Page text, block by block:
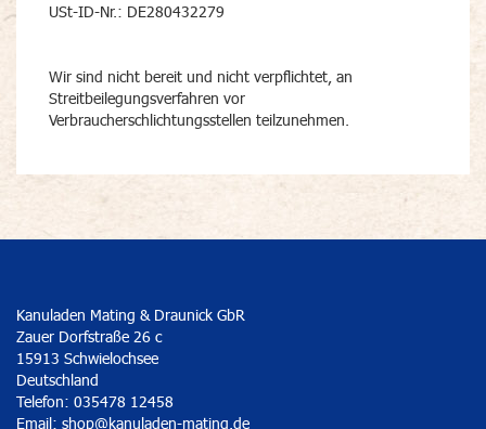
USt-ID-Nr.: DE280432279
Wir sind nicht bereit und nicht verpflichtet, an
Streitbeilegungsverfahren vor
Verbraucherschlichtungsstellen teilzunehmen.
Kanuladen Mating & Draunick GbR
Zauer Dorfstraße 26 c
15913 Schwielochsee
Deutschland
Telefon: 035478 12458
Email: shop@kanuladen-mating.de